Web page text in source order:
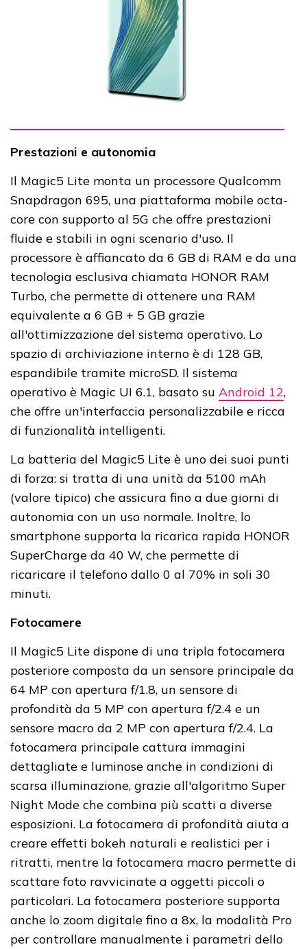
Prestazioni e autonomia
Il Magic5 Lite monta un processore Qualcomm
Snapdragon 695, una piattaforma mobile octa-
core con supporto al 5G che offre prestazioni
fluide e stabili in ogni scenario d'uso. Il
processore è affiancato da 6 GB di RAM e da una
tecnologia esclusiva chiamata HONOR RAM
Turbo, che permette di ottenere una RAM
equivalente a 6 GB + 5 GB grazie
all'ottimizzazione del sistema operativo. Lo
spazio di archiviazione interno è di 128 GB,
espandibile tramite microSD. Il sistema
operativo è Magic UI 6.1, basato su Android 12,
che offre un'interfaccia personalizzabile e ricca
di funzionalità intelligenti.
La batteria del Magic5 Lite è uno dei suoi punti
di forza: si tratta di una unità da 5100 mAh
(valore tipico) che assicura fino a due giorni di
autonomia con un uso normale. Inoltre, lo
smartphone supporta la ricarica rapida HONOR
SuperCharge da 40 W, che permette di
ricaricare il telefono dallo 0 al 70% in soli 30
minuti.
Fotocamere
Il Magic5 Lite dispone di una tripla fotocamera
posteriore composta da un sensore principale da
64 MP con apertura f/1.8, un sensore di
profondità da 5 MP con apertura f/2.4 e un
sensore macro da 2 MP con apertura f/2.4. La
fotocamera principale cattura immagini
dettagliate e luminose anche in condizioni di
scarsa illuminazione, grazie all'algoritmo Super
Night Mode che combina più scatti a diverse
esposizioni. La fotocamera di profondità aiuta a
creare effetti bokeh naturali e realistici per i
ritratti, mentre la fotocamera macro permette di
scattare foto ravvicinate a oggetti piccoli o
particolari. La fotocamera posteriore supporta
anche lo zoom digitale fino a 8x, la modalità Pro
per controllare manualmente i parametri dello